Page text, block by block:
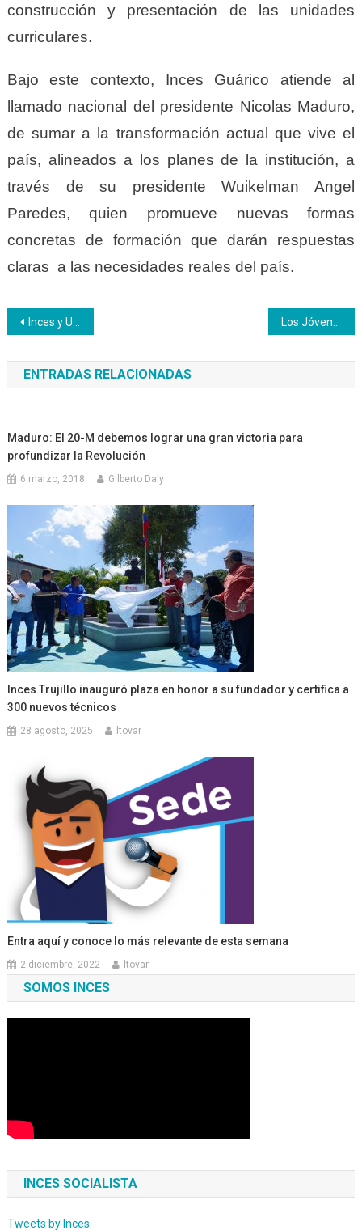
construcción y presentación de las unidades
curriculares.
Bajo este contexto, Inces Guárico atiende al
llamado nacional del presidente Nicolas Maduro,
de sumar a la transformación actual que vive el
país, alineados a los planes de la institución, a
través de su presidente Wuikelman Angel
Paredes, quien promueve nuevas formas
concretas de formación que darán respuestas
claras a las necesidades reales del país.
Navegación
de
entradas
Inces y Unesco disertarán sobre el concepto de la formación profesional y su alcance
ENTRADAS RELACIONADAS
Maduro: El 20-M debemos lograr una gran victoria para
profundizar la Revolución
6 marzo, 2018 Gilberto Daly
Inces Trujillo inauguró plaza en honor a su fundador y certifica a
300 nuevos técnicos
28 agosto, 2025 ltovar
Entra aquí y conoce lo más relevante de esta semana
2 diciembre, 2022 ltovar
SOMOS INCES
INCES SOCIALISTA
Tweets by Inces